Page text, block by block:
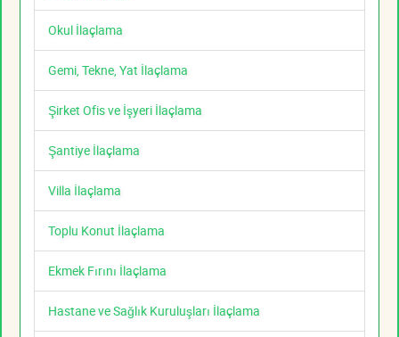
Okul İlaçlama
Gemi, Tekne, Yat İlaçlama
Şirket Ofis ve İşyeri İlaçlama
Şantiye İlaçlama
Villa İlaçlama
Toplu Konut İlaçlama
Ekmek Fırını İlaçlama
Hastane ve Sağlık Kuruluşları İlaçlama